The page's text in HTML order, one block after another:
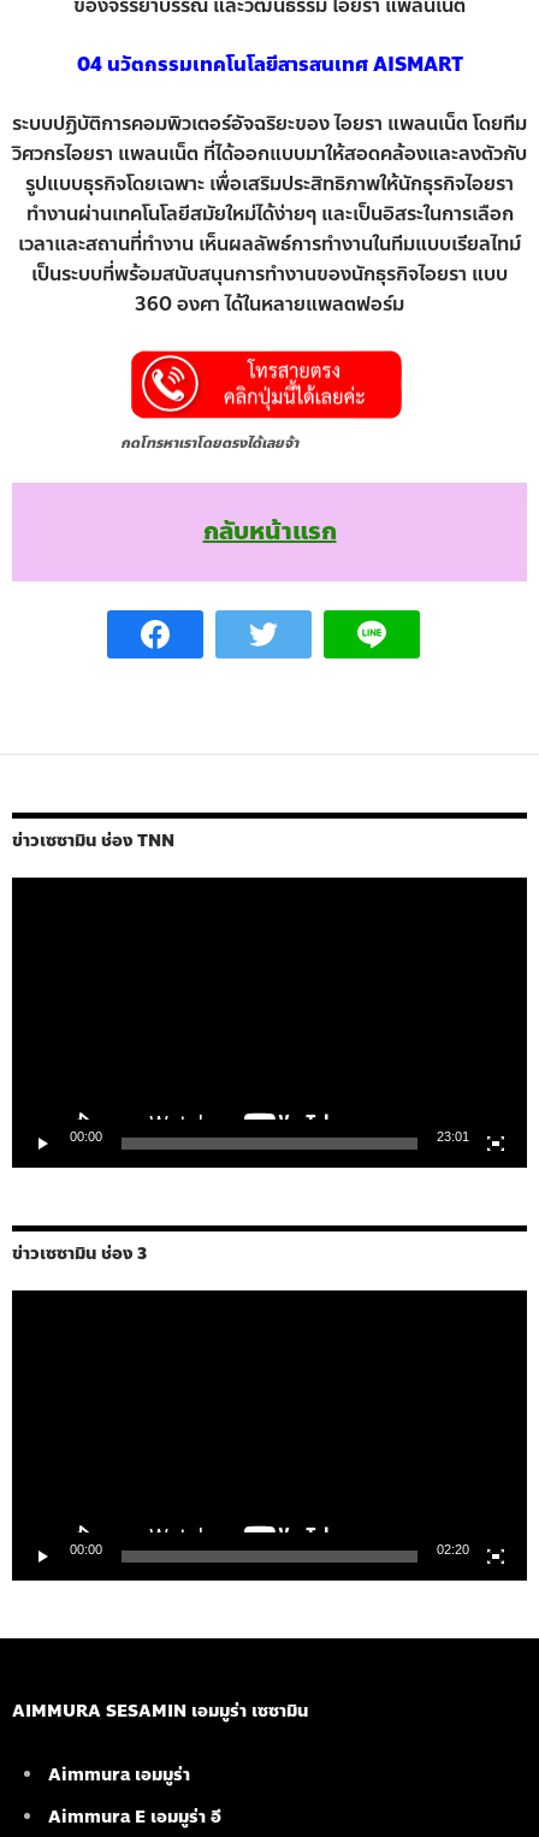
04 นวัตกรรมเทคโนโลยีสารสนเทศ AISMART
ระบบปฏิบัติการคอมพิวเตอร์อัจฉริยะของ ไอยรา แพลนเน็ต โดยทีม
วิศวกรไอยรา แพลนเน็ต ที่ได้ออกแบบมาให้สอดคล้องและลงตัวกับ
รูปแบบธุรกิจโดยเฉพาะ เพื่อเสริมประสิทธิภาพให้นักธุรกิจไอยรา
ทำงานผ่านเทคโนโลยีสมัยใหม่ได้ง่ายๆ และเป็นอิสระในการเลือก
เวลาและสถานที่ทำงาน เห็นผลลัพธ์การทำงานในทีมแบบเรียลไทม์
เป็นระบบที่พร้อมสนับสนุนการทำงานของนักธุรกิจไอยรา แบบ
360 องศา ได้ในหลายแพลตฟอร์ม
กดโทรหาเราโดยตรงได้เลยจ้า
กลับหน้าแรก
ข่าวเซซามิน ช่อง TNN
00:00 23:01
ข่าวเซซามิน ช่อง 3
ตัว
00:00 02:20
AIMMURA SESAMIN เอมมูร่า เซซามิน
Aimmura เอมมูร่า
Aimmura E เอมมูร่า อี